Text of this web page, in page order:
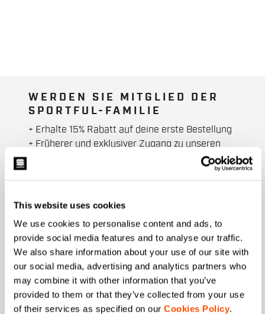
This website uses cookies
We use cookies to personalise content and ads, to
provide social media features and to analyse our traffic.
We also share information about your use of our site with
our social media, advertising and analytics partners who
may combine it with other information that you’ve
provided to them or that they’ve collected from your use
of their services as specified on our Cookies Policy.
WERDEN SIE MITGLIED DER
SPORTFUL-FAMILIE
+ Erhalte 15% Rabatt auf deine erste Bestellung
+ Früherer und exklusiver Zugang zu unseren
+ 20% Rabatt als Geburtstagsgeschenk.
Vorname
Nachname